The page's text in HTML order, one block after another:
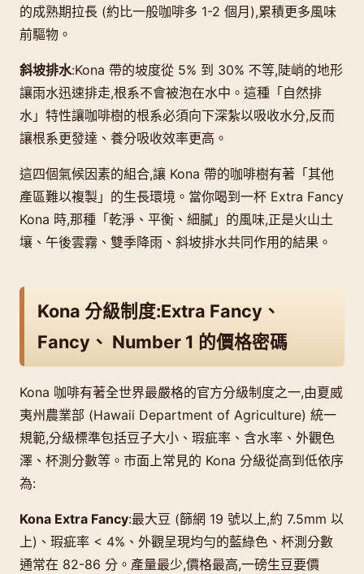
的成熟期拉長 (約比一般咖啡多 1-2 個月),累積更多風味
前驅物。
斜坡排水:Kona 帶的坡度從 5% 到 30% 不等,陡峭的地形
讓雨水迅速排走,根系不會被泡在水中。這種「自然排
水」特性讓咖啡樹的根系必須向下深紮以吸收水分,反而
讓根系更發達、養分吸收效率更高。
這四個氣候因素的組合,讓 Kona 帶的咖啡樹有著「其他
產區難以複製」的生長環境。當你喝到一杯 Extra Fancy
Kona 時,那種「乾淨、平衡、細膩」的風味,正是火山土
壤、午後雲霧、雙季降雨、斜坡排水共同作用的結果。
Kona 分級制度:Extra Fancy、
Fancy、 Number 1 的價格密碼
Kona 咖啡有著全世界最嚴格的官方分級制度之一,由夏威
夷州農業部 (Hawaii Department of Agriculture) 統一
規範,分級標準包括豆子大小、瑕疵率、含水率、外觀色
澤、杯測分數等。市面上常見的 Kona 分級從高到低依序
為:
Kona Extra Fancy:最大豆 (篩網 19 號以上,約 7.5mm 以
上)、瑕疵率 < 4%、外觀呈現均勻的藍綠色、杯測分數
通常在 82-86 分。產量最少,價格最高,一磅生豆要價